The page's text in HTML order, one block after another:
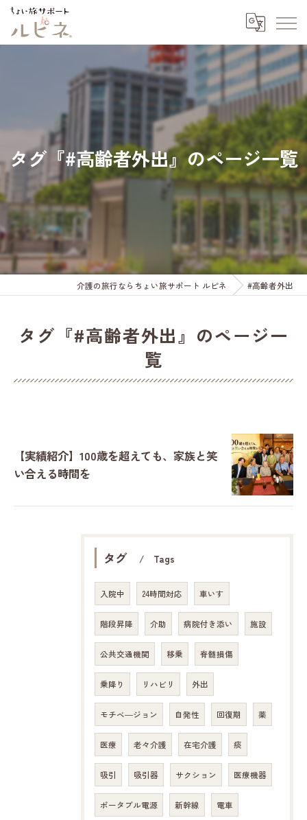
タグ『#高齢者外出』のページ一覧
介護の旅行ならちょい旅サポート ルピネ #高齢者外出
タグ『#高齢者外出』のページ一
覧
【実績紹介】100歳を超えても、家族と笑
い合える時間を
タグ Tags
入院中 24時間対応 車いす
階段昇降 介助 病院付き添い 施設
公共交通機関 移乗 脊髄損傷
乗降り リハビリ 外出
モチベ―ジョン 自発性 回復期 薬
医療 老々介護 在宅介護 痰
吸引 吸引器 サクション 医療機器
ポータブル電源 新幹線 電車